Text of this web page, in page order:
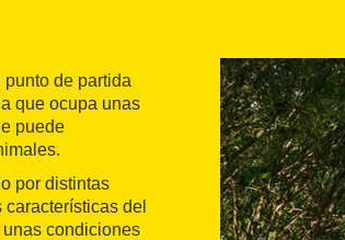
de partida
que ocupa unas
puede
por distintas
del
condiciones